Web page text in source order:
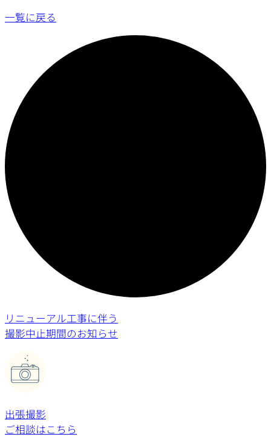
一覧に戻る
リニューアル工事に伴う
撮影中止期間のお知らせ
出張撮影
ご相談はこちら